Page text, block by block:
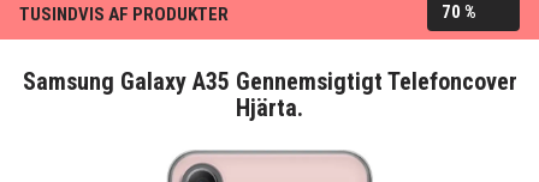
TUSINDVIS AF PRODUKTER
70 %
Samsung Galaxy A35 Gennemsigtigt Telefoncover
Hjärta.